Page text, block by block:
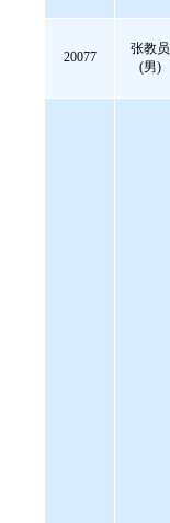
20077
张教员
(男)